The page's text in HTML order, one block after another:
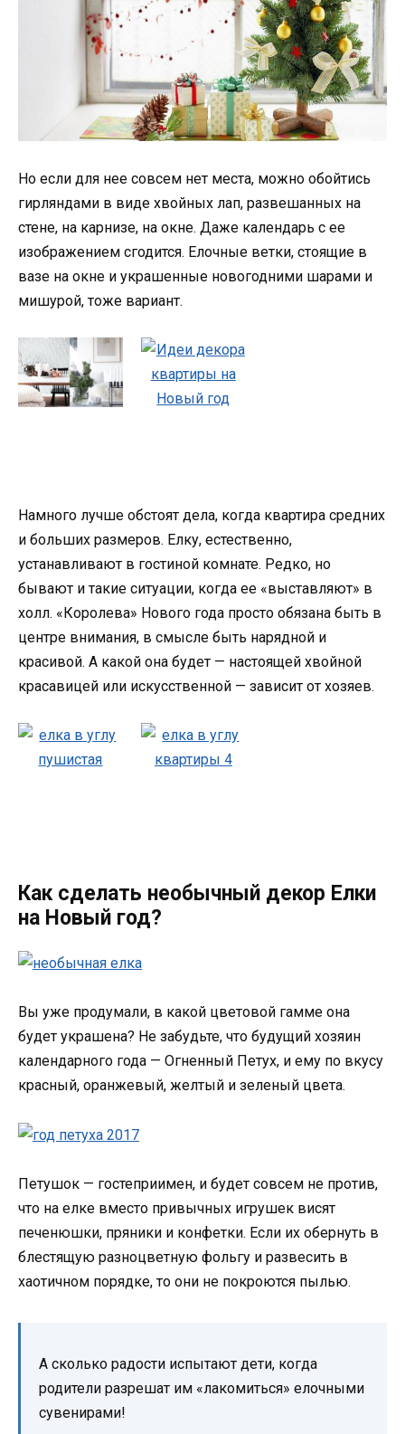
Но если для нее совсем нет места, можно обойтись
гирляндами в виде хвойных лап, развешанных на
стене, на карнизе, на окне. Даже календарь с ее
изображением сгодится. Елочные ветки, стоящие в
вазе на окне и украшенные новогодними шарами и
мишурой, тоже вариант.
Намного лучше обстоят дела, когда квартира средних
и больших размеров. Елку, естественно,
устанавливают в гостиной комнате. Редко, но
бывают и такие ситуации, когда ее «выставляют» в
холл. «Королева» Нового года просто обязана быть в
центре внимания, в смысле быть нарядной и
красивой. А какой она будет — настоящей хвойной
красавицей или искусственной — зависит от хозяев.
Как сделать необычный декор Елки
на Новый год?
Вы уже продумали, в какой цветовой гамме она
будет украшена? Не забудьте, что будущий хозяин
календарного года — Огненный Петух, и ему по вкусу
красный, оранжевый, желтый и зеленый цвета.
Петушок — гостеприимен, и будет совсем не против,
что на елке вместо привычных игрушек висят
печенюшки, пряники и конфетки. Если их обернуть в
блестящую разноцветную фольгу и развесить в
хаотичном порядке, то они не покроются пылью.
А сколько радости испытают дети, когда
родители разрешат им «лакомиться» елочными
сувенирами!